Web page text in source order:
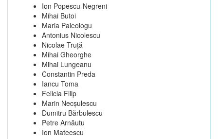
Ion Popescu-Negreni
Mihai Butoi
Maria Paleologu
Antonius Nicolescu
Nicolae Truţă
Mihai Gheorghe
Mihai Lungeanu
Constantin Preda
Iancu Toma
Felicia Filip
Marin Necşulescu
Dumitru Bărbulescu
Petre Arnăutu
Ion Mateescu